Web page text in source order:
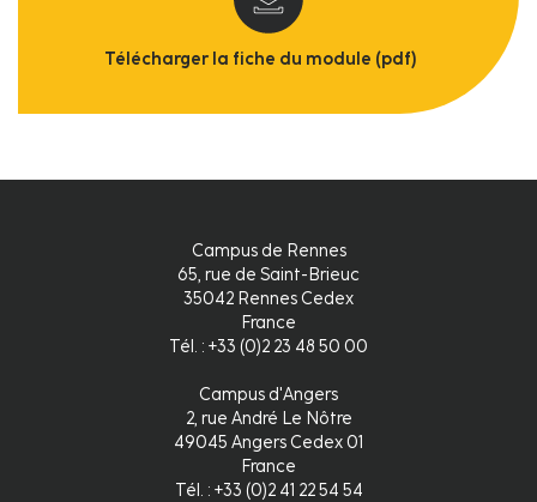
Télécharger la fiche du module (pdf)
Campus de Rennes
65, rue de Saint-Brieuc
35042 Rennes Cedex
France
Tél. : +33 (0)2 23 48 50 00
Campus d'Angers
2, rue André Le Nôtre
49045 Angers Cedex 01
France
Tél. : +33 (0)2 41 22 54 54